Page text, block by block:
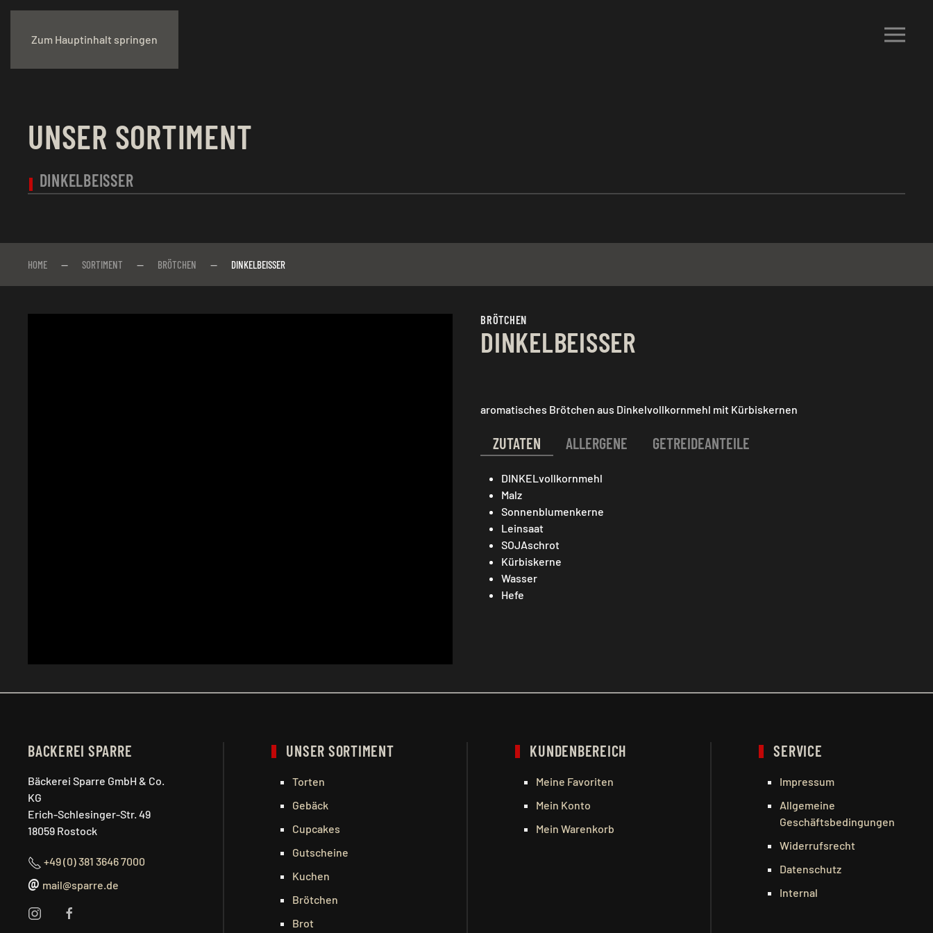
Zum Hauptinhalt springen
UNSER SORTIMENT
DINKELBEISSER
HOME SORTIMENT BRÖTCHEN DINKELBEISSER
BRÖTCHEN
DINKELBEISSER
aromatisches Brötchen aus Dinkelvollkornmehl mit Kürbiskernen
ZUTATEN ALLERGENE GETREIDEANTEILE
DINKELvollkornmehl
Malz
Sonnenblumenkerne
Leinsaat
SOJAschrot
Kürbiskerne
Wasser
Hefe
BACKEREI SPARRE
Bäckerei Sparre GmbH & Co.
KG
Erich-Schlesinger-Str. 49
18059 Rostock
+49 (0) 381 3646 7000
@ mail@sparre.de
UNSER SORTIMENT
Torten
Gebäck
Cupcakes
Gutscheine
Kuchen
Brötchen
Brot
KUNDENBEREICH
Meine Favoriten
Mein Konto
Mein Warenkorb
SERVICE
Impressum
Allgemeine
Geschäftsbedingungen
Widerrufsrecht
Datenschutz
Internal